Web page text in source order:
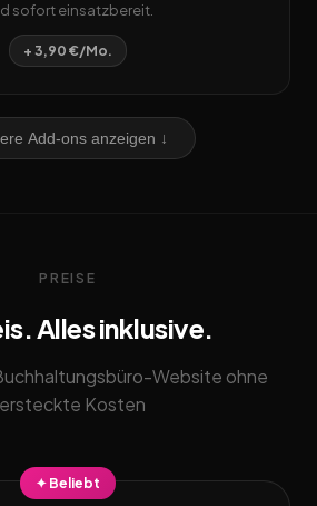
sofort einsatzbereit.
+ 3,90 €/Mo.
Add-ons anzeigen ↓
PREISE
Alles inklusive.
Website ohne
Kosten
✦ Beliebt